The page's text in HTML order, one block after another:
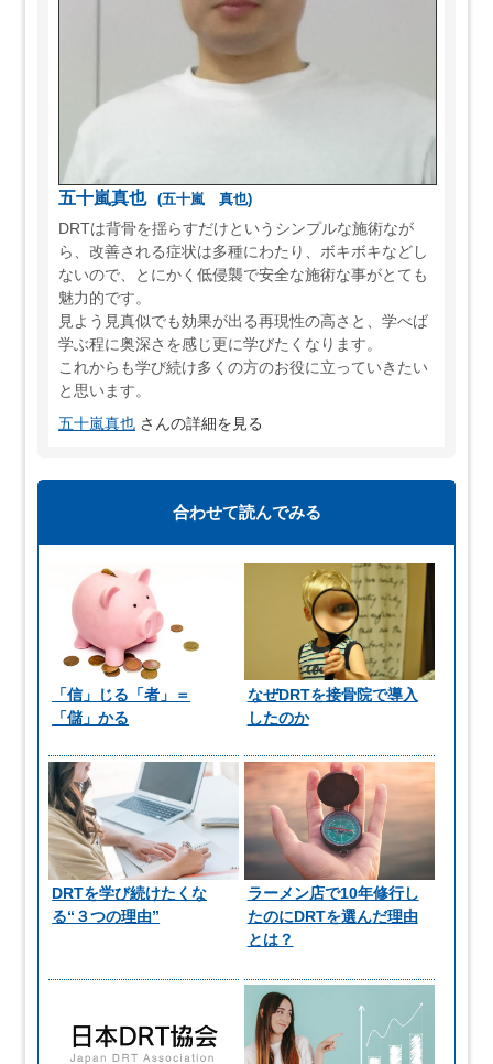
五十嵐真也
(五十嵐 真也)
DRTは背骨を揺らすだけというシンプルな施術なが
ら、改善される症状は多種にわたり、ボキボキなどし
ないので、とにかく低侵襲で安全な施術な事がとても
魅力的です。
見よう見真似でも効果が出る再現性の高さと、学べば
学ぶ程に奥深さを感じ更に学びたくなります。
これからも学び続け多くの方のお役に立っていきたい
と思います。
五十嵐真也 さんの詳細を見る
合わせて読んでみる
「信」じる「者」＝
「儲」かる
なぜDRTを接骨院で導入
したのか
DRTを学び続けたくな
る“３つの理由”
ラーメン店で10年修行し
たのにDRTを選んだ理由
とは？